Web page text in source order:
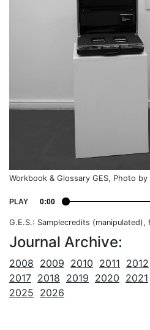
Workbook & Glossary GES, Photo
PLAY 0:00
G.E.S.: Samplecredits (manipulated),
Journal Archive:
2008 2009 2010 2011 2012
2017 2018 2019 2020 2021
2025 2026